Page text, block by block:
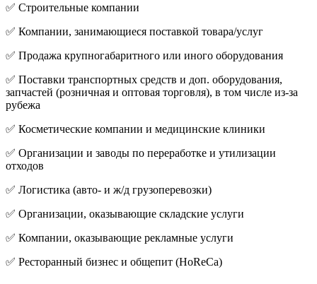
✅ Строительные компании
✅ Компании, занимающиеся поставкой товара/услуг
✅ Продажа крупногабаритного или иного оборудования
✅ Поставки транспортных средств и доп. оборудования,
запчастей (розничная и оптовая торговля), в том числе из-за
рубежа
✅ Косметические компании и медицинские клиники
✅ Организации и заводы по переработке и утилизации
отходов
✅ Логистика (авто- и ж/д грузоперевозки)
✅ Организации, оказывающие складские услуги
✅ Компании, оказывающие рекламные услуги
✅ Ресторанный бизнес и общепит (HoReCa)